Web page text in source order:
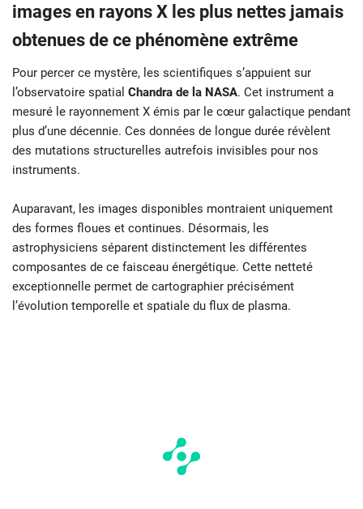
images en rayons X les plus nettes jamais
obtenues de ce phénomène extrême
Pour percer ce mystère, les scientifiques s’appuient sur
l’observatoire spatial Chandra de la NASA. Cet instrument a
mesuré le rayonnement X émis par le cœur galactique pendant
plus d’une décennie. Ces données de longue durée révèlent
des mutations structurelles autrefois invisibles pour nos
instruments.
Auparavant, les images disponibles montraient uniquement
des formes floues et continues. Désormais, les
astrophysiciens séparent distinctement les différentes
composantes de ce faisceau énergétique. Cette netteté
exceptionnelle permet de cartographier précisément
l’évolution temporelle et spatiale du flux de plasma.